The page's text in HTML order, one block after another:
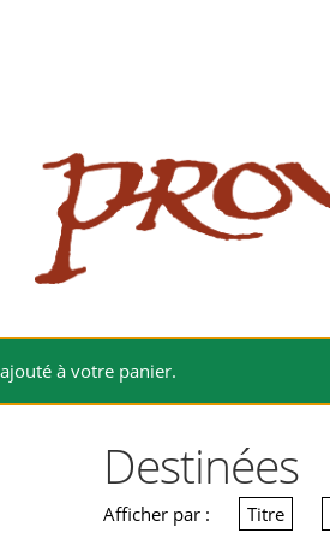
à votre panier.
Destinées
Afficher par : Titre